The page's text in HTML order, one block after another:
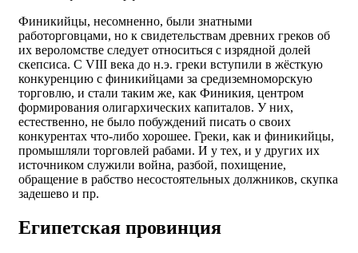
Финикийцы, несомненно, были знатными
работорговцами, но к свидетельствам древних греков об
их вероломстве следует относиться с изрядной долей
скепсиса. С VIII века до н.э. греки вступили в жёсткую
конкуренцию с финикийцами за средиземноморскую
торговлю, и стали таким же, как Финикия, центром
формирования олигархических капиталов. У них,
естественно, не было побуждений писать о своих
конкурентах что-либо хорошее. Греки, как и финикийцы,
промышляли торговлей рабами. И у тех, и у других их
источником служили война, разбой, похищение,
обращение в рабство несостоятельных должников, скупка
задешево и пр.
Египетская провинция